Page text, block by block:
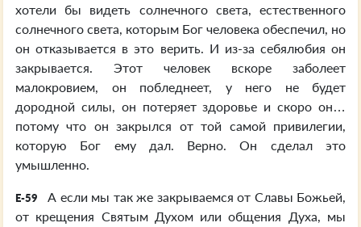
хотели бы видеть солнечного света, естественного
солнечного света, которым Бог человека обеспечил, но
он отказывается в это верить. И из-за себялюбия он
закрывается. Этот человек вскоре заболеет
малокровием, он побледнеет, у него не будет
дородной силы, он потеряет здоровье и скоро он…
потому что он закрылся от той самой привилегии,
которую Бог ему дал. Верно. Он сделал это
умышленно.
E-59
А если мы так же закрываемся от Славы Божьей,
от крещения Святым Духом или общения Духа, мы